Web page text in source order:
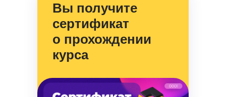
Вы получите
сертификат
о прохождении
курса